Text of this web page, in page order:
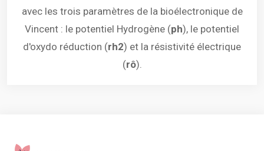
avec les trois paramètres de la bioélectronique de
Vincent : le potentiel Hydrogène (ph), le potentiel
d'oxydo réduction (rh2) et la résistivité électrique
(rô).